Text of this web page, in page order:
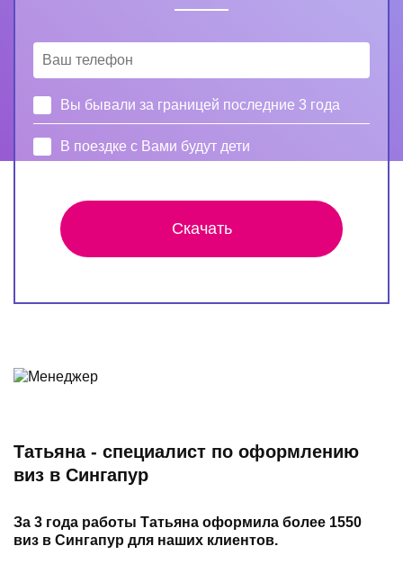
Вы бывали за границей последние 3 года
В поездке с Вами будут дети
Скачать
Татьяна - специалист по оформлению
виз в Сингапур
За 3 года работы Татьяна оформила более 1550
виз в Сингапур для наших клиентов.